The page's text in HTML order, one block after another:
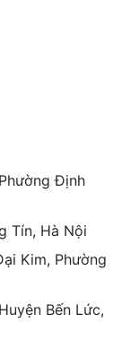
Định
Tín, Hà Nội
Kim, Phường
Bến Lức,